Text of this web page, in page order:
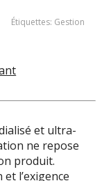
Étiquettes: Gestion
et ultra-
ne repose
produit.
l’exigence